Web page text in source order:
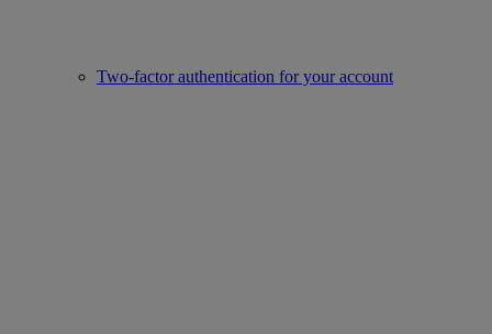
Two-factor authentication for your account